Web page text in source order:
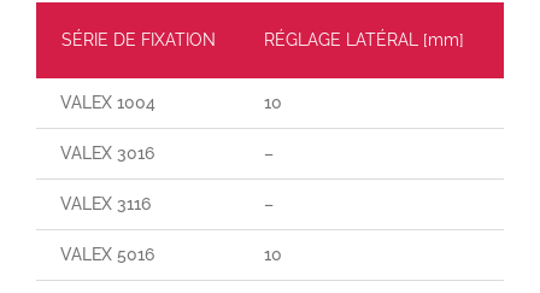
SÉRIE DE FIXATION RÉGLAGE LATÉRAL [mm]
VALEX 1004 10
VALEX 3016 –
VALEX 3116 –
VALEX 5016 10